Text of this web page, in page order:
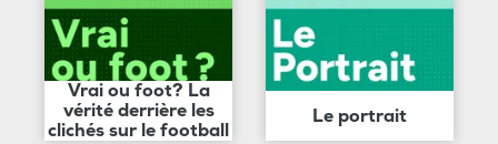
Vrai ou foot? La
vérité derrière les
clichés sur le football
Le portrait